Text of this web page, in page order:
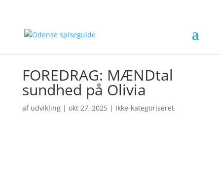
FOREDRAG: MÆNDtal
sundhed på Olivia
af udvikling| okt 27, 2025 | Ikke-kategoriseret